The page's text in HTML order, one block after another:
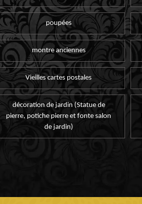
poupées
montre anciennes
Vieilles cartes postales
décoration de jardin (Statue de
pierre, potiche pierre et fonte salon
de jardin)